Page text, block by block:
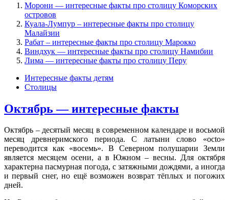
Морони — интересные факты про столицу Коморских
островов
Куала-Лумпур – интересные факты про столицу
Малайзии
Рабат – интересные факты про столицу Марокко
Виндхук — интересные факты про столицу Намибии
Лима — интересные факты про столицу Перу
Интересные факты детям
Столицы
Октябрь — интересные факты
Октябрь – десятый месяц в современном календаре и восьмой
месяц древнеримского периода. С латыни слово «octo»
переводится как «восемь». В Северном полушарии Земли
является месяцем осени, а в Южном – весны. Для октября
характерна пасмурная погода, с затяжными дождями, а иногда
и первый снег, но ещё возможен возврат тёплых и погожих
дней.